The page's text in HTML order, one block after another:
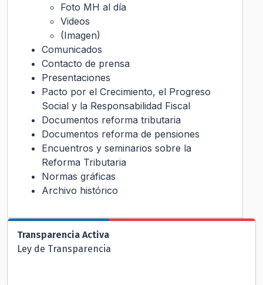
Foto MH al día
Videos
(Imagen)
Comunicados
Contacto de prensa
Presentaciones
Pacto por el Crecimiento, el Progreso
Social y la Responsabilidad Fiscal
Documentos reforma tributaria
Documentos reforma de pensiones
Encuentros y seminarios sobre la
Reforma Tributaria
Normas gráficas
Archivo histórico
Transparencia Activa
Ley de Transparencia